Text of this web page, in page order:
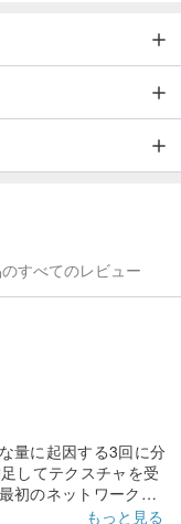
すべてのレビュー
量に起因する3回に分
してテクスチャを受
初のネットワーク
3次Pinkoiが、箸の6
もっと見る